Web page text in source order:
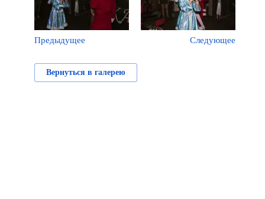
Предыдущее Следующее
Вернуться в галерею